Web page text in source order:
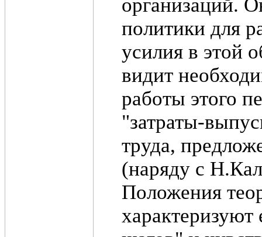
организаций.
политики для
усилия в этой
видит
работы этого
"затраты-
труда,
(наряду с
Положения